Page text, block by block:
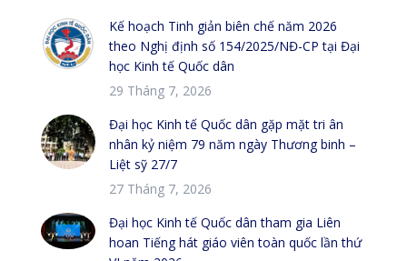
Kế hoạch Tinh giản biên chế năm 2026
theo Nghị định số 154/2025/NĐ-CP tại Đại
học Kinh tế Quốc dân
29 Tháng 7, 2026
Đại học Kinh tế Quốc dân gặp mặt tri ân
nhân kỷ niệm 79 năm ngày Thương binh –
Liệt sỹ 27/7
27 Tháng 7, 2026
Đại học Kinh tế Quốc dân tham gia Liên
hoan Tiếng hát giáo viên toàn quốc lần thứ